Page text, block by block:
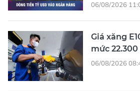
06/08/2026
Giá xăng
mức
06/08/2026